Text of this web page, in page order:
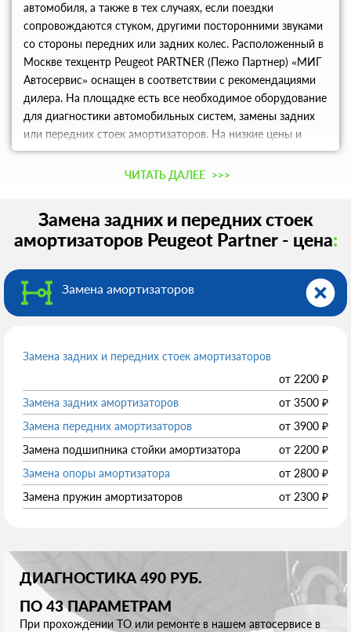
автомобиля, а также в тех случаях, если поездки
сопровождаются стуком, другими посторонними звуками
со стороны передних или задних колес. Расположенный в
Москве техцентр Peugeot PARTNER (Пежо Партнер) «МИГ
Автосервис» оснащен в соответствии с рекомендациями
дилера. На площадке есть все необходимое оборудование
для диагностики автомобильных систем, замены задних
или передних стоек амортизаторов. На низкие цены и
скидки может рассчитывать каждый автовладелец.
Забронируйте удобное время визита по телефону.
ЧИТАТЬ ДАЛЕЕ >>>
Замена задних и передних стоек
амортизаторов Peugeot Partner - цена:
Замена амортизаторов
Замена задних и передних стоек амортизаторов
от 2200 ₽
Замена задних амортизаторов
от 3500 ₽
Замена передних амортизаторов
от 3900 ₽
Замена подшипника стойки амортизатора
от 2200 ₽
Замена опоры амортизатора
от 2800 ₽
Замена пружин амортизаторов
от 2300 ₽
ДИАГНОСТИКА 490 РУБ.
ПО 43 ПАРАМЕТРАМ
При прохождении ТО или ремонте в нашем автосервисе в